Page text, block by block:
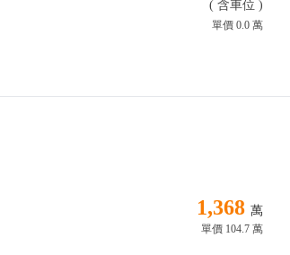
( 含車位 )
單價 0.0 萬
1,368 萬
單價 104.7 萬